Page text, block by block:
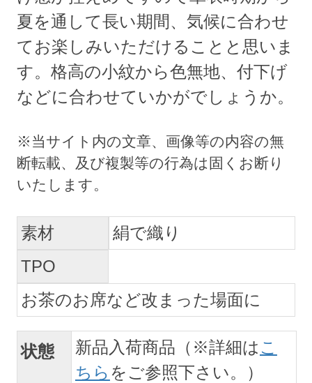
夏を通して長い期間、気候に合わせ
てお楽しみいただけることと思いま
す。格高の小紋から色無地、付下げ
などに合わせていかがでしょうか。
素材
絹で織り
TPO
お茶のお席など改まった場面に
状態 新品入荷商品（※詳細は こ
ちら をご参照下さい。）